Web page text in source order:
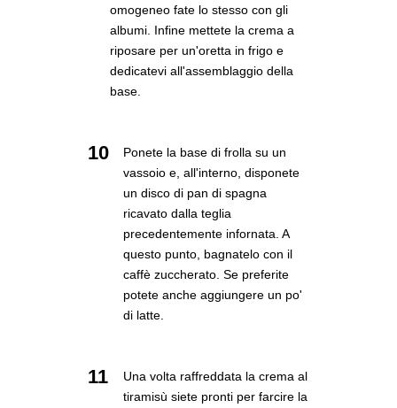
omogeneo fate lo stesso con gli
albumi. Infine mettete la crema a
riposare per un'oretta in frigo e
dedicatevi all'assemblaggio della
base.
10
Ponete la base di frolla su un
vassoio e, all'interno, disponete
un disco di pan di spagna
ricavato dalla teglia
precedentemente infornata. A
questo punto, bagnatelo con il
caffè zuccherato. Se preferite
potete anche aggiungere un po'
di latte.
11
Una volta raffreddata la crema al
tiramisù siete pronti per farcire la